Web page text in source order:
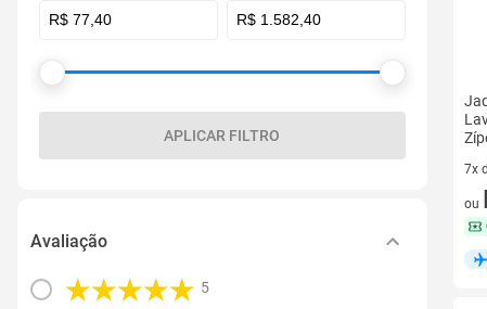
APLICAR FILTRO
Avaliação
5
7x
7
ou